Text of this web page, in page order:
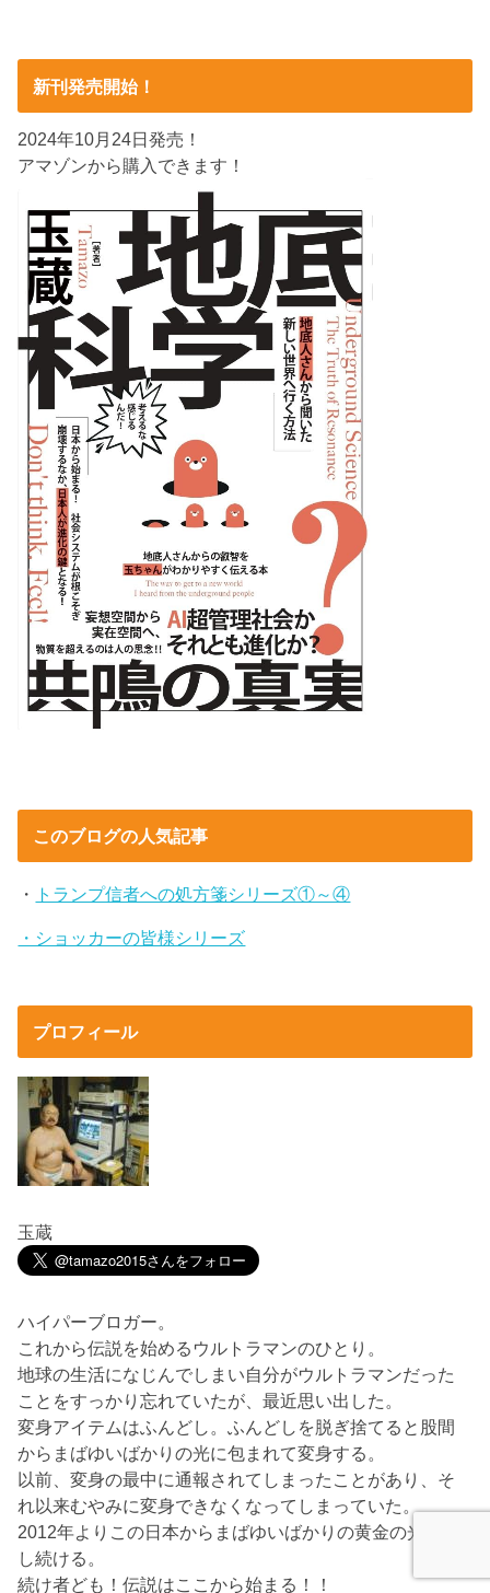
新刊発売開始！
2024年10月24日発売！
アマゾンから購入できます！
このブログの人気記事
・ トランプ信者への処方箋シリーズ①～④
・ショッカーの皆様シリーズ
プロフィール
玉蔵
ハイパーブロガー。
これから伝説を始めるウルトラマンのひとり。
地球の生活になじんでしまい自分がウルトラマンだった
ことをすっかり忘れていたが、最近思い出した。
変身アイテムはふんどし。ふんどしを脱ぎ捨てると股間
からまばゆいばかりの光に包まれて変身する。
以前、変身の最中に通報されてしまったことがあり、そ
れ以来むやみに変身できなくなってしまっていた。
2012年よりこの日本からまばゆいばかりの黄金の光を発
し続ける。
続け者ども！伝説はここから始まる！！